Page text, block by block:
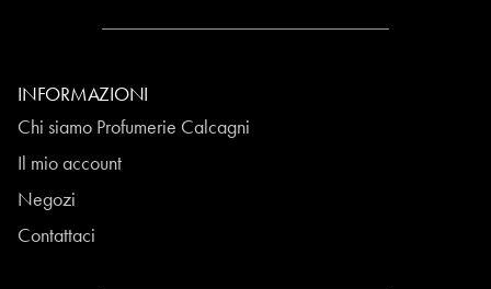
INFORMAZIONI
Chi siamo Profumerie Calcagni
Il mio account
Negozi
Contattaci